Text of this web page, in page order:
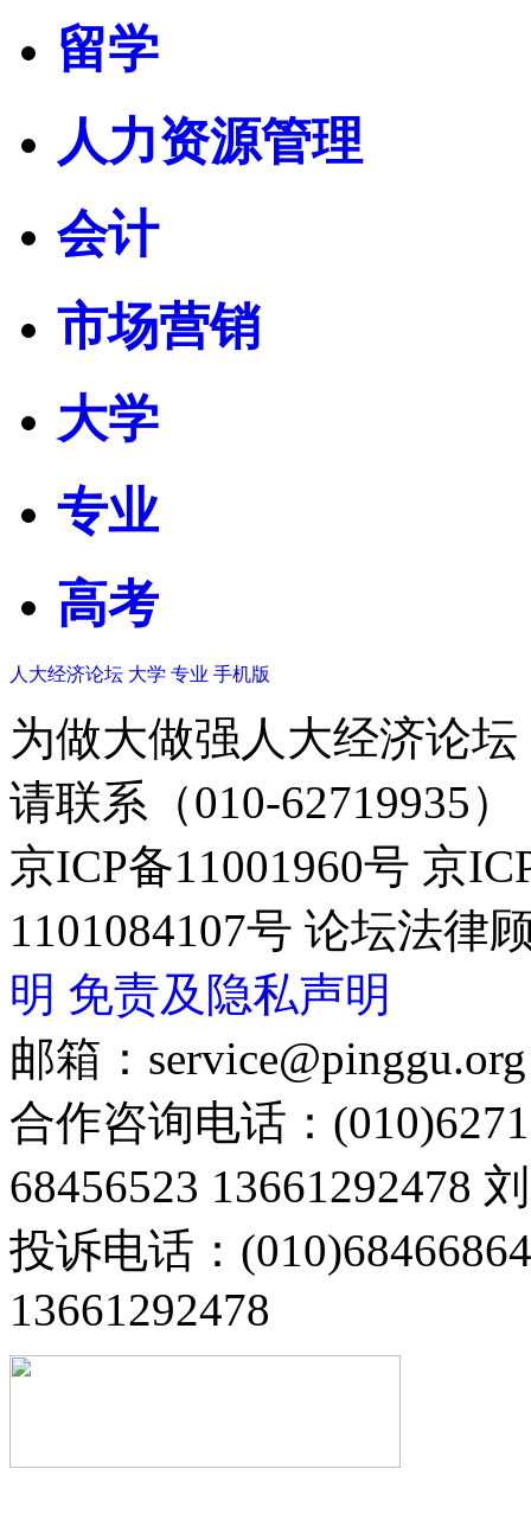
留学
人力资源管理
会计
市场营销
大学
专业
高考
人大经济论坛 大学 专业 手机版
为做大做强人大经济论
请联系（010-62719935）
京ICP备11001960号 京
1101084107号 论坛法律
明 免责及隐私声明
邮箱：service@pinggu.org
合作咨询电话：
68456523 13661292478
投诉电话：
13661292478